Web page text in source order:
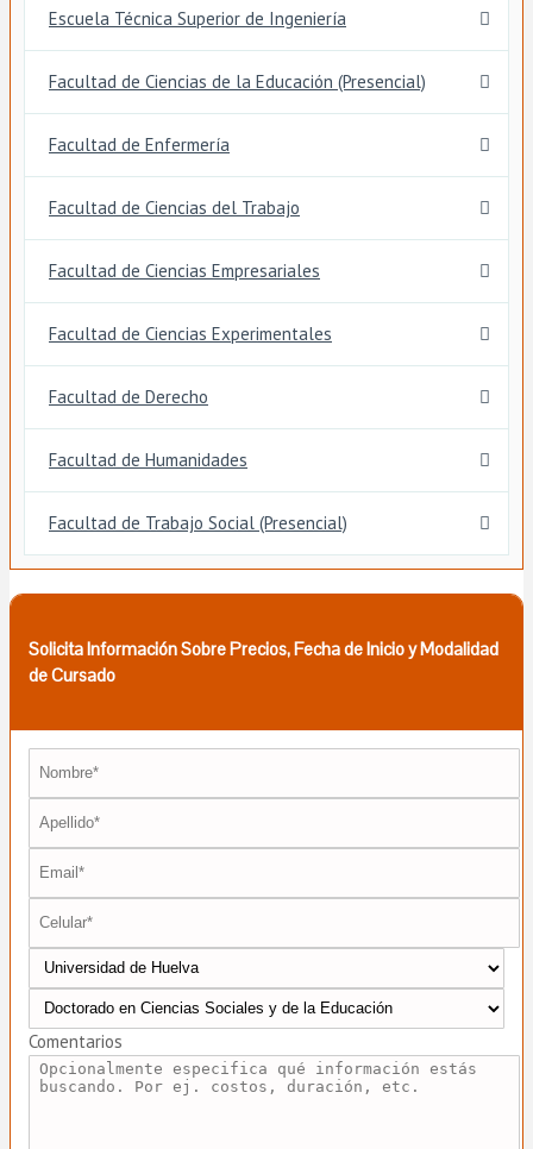
Escuela Técnica Superior de Ingeniería
Facultad de Ciencias de la Educación (Presencial)
Facultad de Enfermería
Facultad de Ciencias del Trabajo
Facultad de Ciencias Empresariales
Facultad de Ciencias Experimentales
Facultad de Derecho
Facultad de Humanidades
Facultad de Trabajo Social (Presencial)
Solicita Información Sobre Precios, Fecha de Inicio y Modalidad
de Cursado
Comentarios